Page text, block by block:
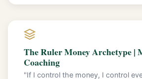
The Ruler Money Archetype |
Coaching
"If I control the money, I control